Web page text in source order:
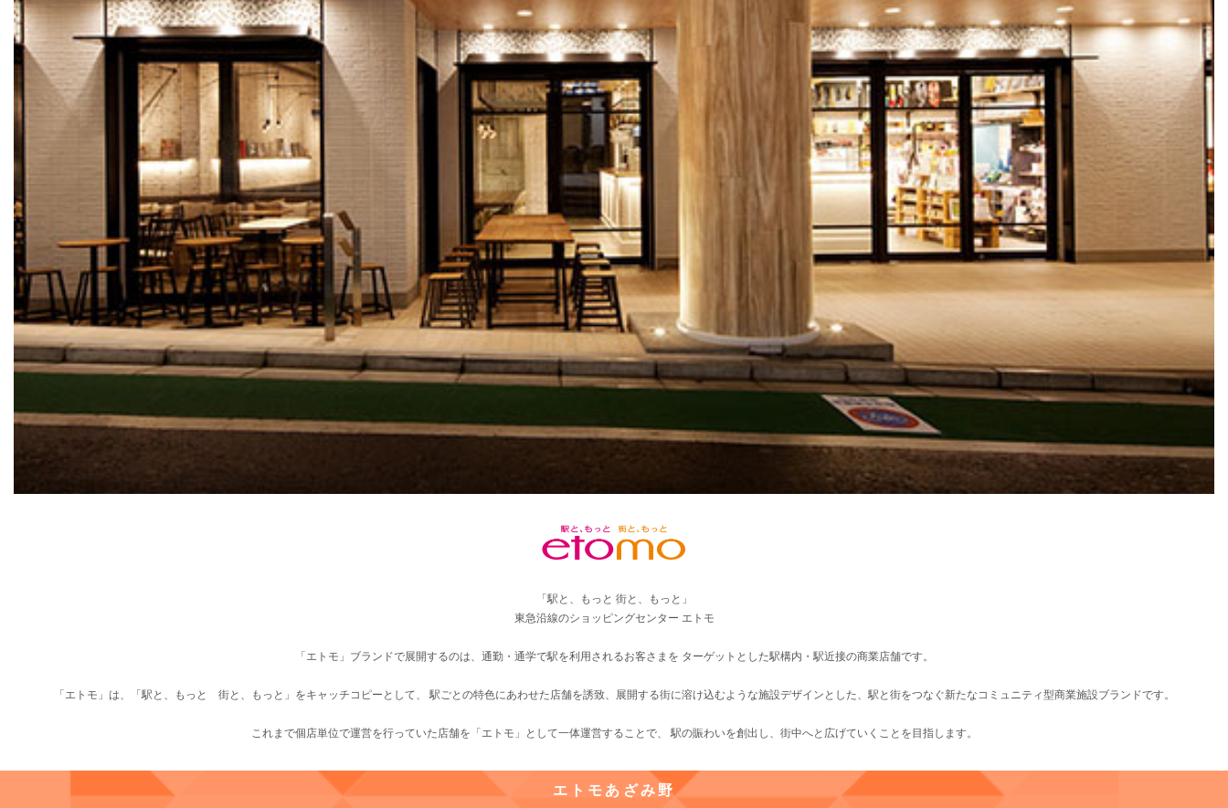
「駅と、もっと 街と、もっと」
東急沿線のショッピングセンター エトモ
「エトモ」ブランドで展開するのは、通勤・通学で駅を利用されるお客さまを ターゲットとした駅構内・駅近接の商業店舗です。
「エトモ」は、「駅と、もっと 街と、もっと」をキャッチコピーとして、 駅ごとの特色にあわせた店舗を誘致、展開する街に溶け込むような施設デザインとした、駅と街をつなぐ新たなコミュニティ型商業施設ブランドです。
これまで個店単位で運営を行っていた店舗を「エトモ」として一体運営することで、 駅の賑わいを創出し、街中へと広げていくことを目指します。
エトモあざみ野